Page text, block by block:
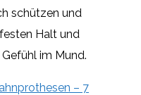
schützen und
Halt und
im Mund.
– 7